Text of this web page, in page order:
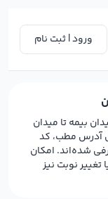
ورود | ثبت نام
بیمه تا میدان
آدرس مطب، کد
شده‌اند. امکان
تغییر نوبت نیز